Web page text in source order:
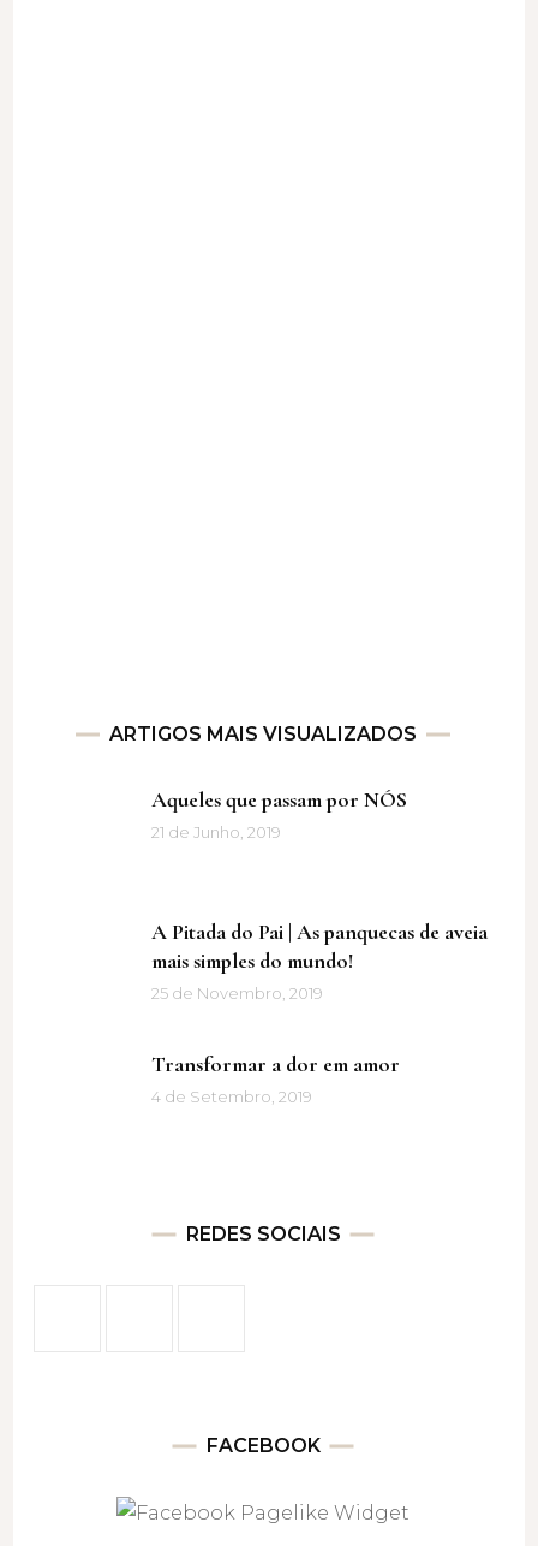
ARTIGOS MAIS VISUALIZADOS
Aqueles que passam por NÓS
21 de Junho, 2019
A Pitada do Pai | As panquecas de aveia
mais simples do mundo!
25 de Novembro, 2019
Transformar a dor em amor
4 de Setembro, 2019
REDES SOCIAIS
FACEBOOK